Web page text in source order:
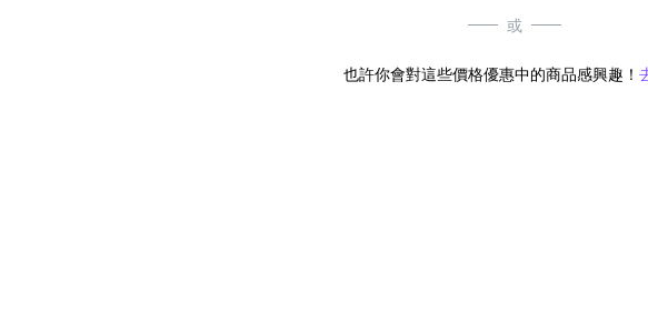
或
也許你會對這些價格優惠中的商品感興趣！